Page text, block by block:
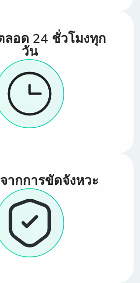
ลอด 24 ชั่วโมงทุก
วัน
ากการขัดจังหวะ